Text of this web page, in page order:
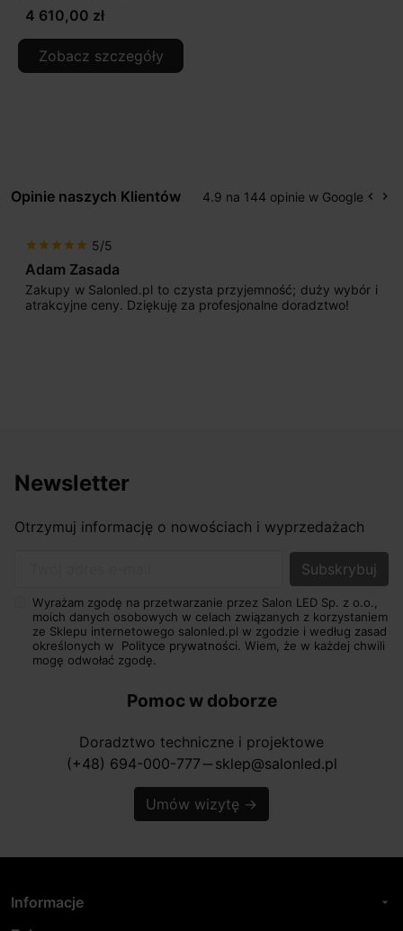
4 610,00 zł
Zobacz szczegóły
Opinie naszych Klientów 4.9 na 144 opinie w Google keyboard_arrow_left keyboard_arrow_right
star star star star star 5/5
Adam Zasada
Zakupy w Salonled.pl to czysta przyjemność; duży wybór i
atrakcyjne ceny. Dziękuję za profesjonalne doradztwo!
Newsletter
Otrzymuj informację o nowościach i wyprzedażach
Wyrażam zgodę na przetwarzanie przez Salon LED Sp. z o.o.,
moich danych osobowych w celach związanych z korzystaniem
ze Sklepu internetowego salonled.pl w zgodzie i według zasad
określonych w Polityce prywatności. Wiem, że w każdej chwili
mogę odwołać zgodę.
Pomoc w doborze
Doradztwo techniczne i projektowe
(+48) 694-000-777 horizontal_rule sklep@salonled.pl
Umów wizytę →
Informacje arrow_drop_down